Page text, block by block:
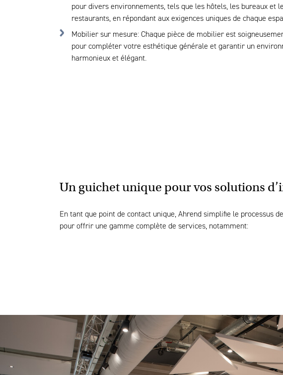
pour divers environnements, tels que les hôtels, les bureaux et
restaurants, en répondant aux exigences uniques de chaque
Mobilier sur mesure: Chaque pièce de mobilier est
pour compléter votre esthétique générale et garantir un
harmonieux et élégant.
Un guichet unique pour vos solutions
En tant que point de contact unique, Ahrend simplifie le processus
pour offrir une gamme complète de services, notamment: